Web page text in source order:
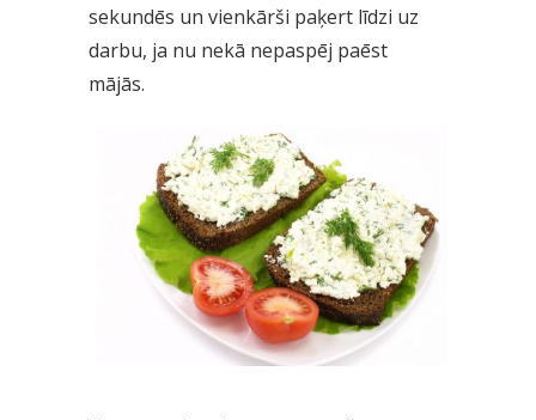
sekundēs un vienkārši paķert līdzi uz
darbu, ja nu nekā nepaspēj paēst
mājās.